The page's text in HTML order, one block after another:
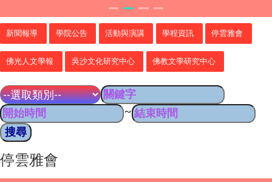
新聞報導 學院公告 活動與演講 學程資訊 停雲雅會
佛光人文學報 吳沙文化研究中心 佛教文學研究中心
~
停雲雅會